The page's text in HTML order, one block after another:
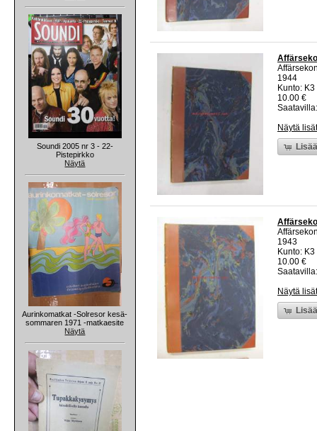
Soundi 2005 nr 3 - 22-
Pistepirkko
Näytä
Aurinkomatkat -Solresor kesä-
sommaren 1971 -matkaesite
Näytä
1944
Kunto:
10.00 €
Näytä
1943
Kunto:
10.00 €
Näytä